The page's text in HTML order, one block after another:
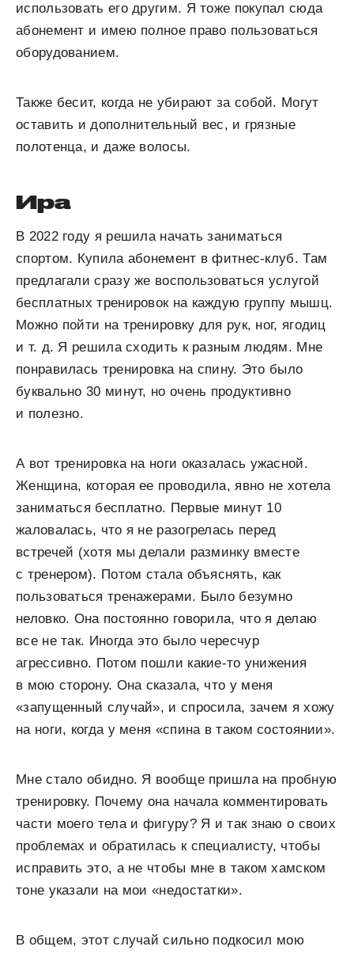
использовать его другим. Я тоже покупал сюда
абонемент и имею полное право пользоваться
оборудованием.
Также бесит, когда не убирают за собой. Могут
оставить и дополнительный вес, и грязные
полотенца, и даже волосы.
Ира
В 2022 году я решила начать заниматься
спортом. Купила абонемент в фитнес-клуб. Там
предлагали сразу же воспользоваться услугой
бесплатных тренировок на каждую группу мышц.
Можно пойти на тренировку для рук, ног, ягодиц
и т. д. Я решила сходить к разным людям. Мне
понравилась тренировка на спину. Это было
буквально 30 минут, но очень продуктивно
и полезно.
А вот тренировка на ноги оказалась ужасной.
Женщина, которая ее проводила, явно не хотела
заниматься бесплатно. Первые минут 10
жаловалась, что я не разогрелась перед
встречей (хотя мы делали разминку вместе
с тренером). Потом стала объяснять, как
пользоваться тренажерами. Было безумно
неловко. Она постоянно говорила, что я делаю
все не так. Иногда это было чересчур
агрессивно. Потом пошли какие-то унижения
в мою сторону. Она сказала, что у меня
«запущенный случай», и спросила, зачем я хожу
на ноги, когда у меня «спина в таком состоянии».
Мне стало обидно. Я вообще пришла на пробную
тренировку. Почему она начала комментировать
части моего тела и фигуру? Я и так знаю о своих
проблемах и обратилась к специалисту, чтобы
исправить это, а не чтобы мне в таком хамском
тоне указали на мои «недостатки».
В общем, этот случай сильно подкосил мою